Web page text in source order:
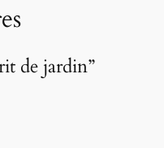
de jardin”